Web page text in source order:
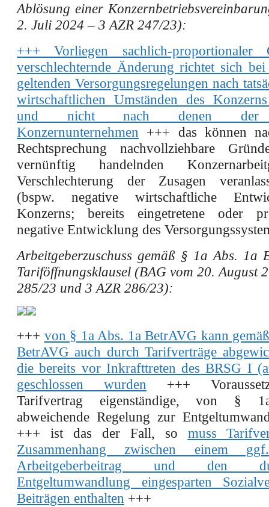
Ablösung einer
2. Juli 2024 – 3 AZR 247/23):
+++Vorliegen sachlich-
verschlechternde Änderung richtet sich
geltenden Versorgungsregelungen nach
wirtschaftlichen Umständen des
und nicht nach denen der
Konzernunternehmen +++ das können
Rechtsprechung nachvollziehbare
vernünftig handelnden
Verschlechterung der Zusagen
(bspw. negative wirtschaftliche
Konzerns; bereits eingetretene oder
negative Entwicklung des
Arbeitgeberzuschuss gemäß § 1a Abs. 1a
Tariföffnungsklausel (BAG vom 20. August
285/23 und 3 AZR 286/23):
+++ von § 1a Abs. 1a BetrAVG kann
BetrAVG auch durch Tarifverträge
die bereits vor Inkrafttreten des BRSG I
geschlossen wurden +++
Tarifvertrag eigenständige, von §
abweichende Regelung zur
+++ ist das der Fall, so muss
Zusammenhang zwischen einem
Arbeitgeberbeitrag und den
Entgeltumwandlung eingesparten
Beiträgen enthalten +++